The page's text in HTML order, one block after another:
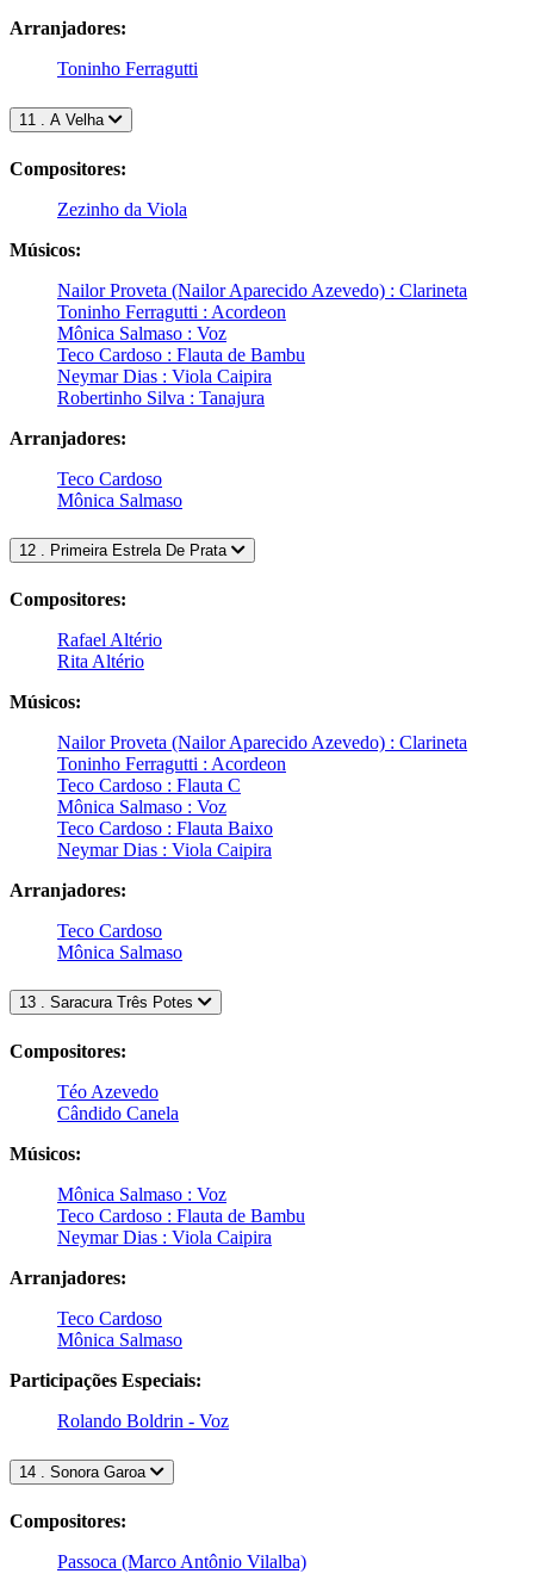
Arranjadores:
Toninho Ferragutti
11 . A Velha
Compositores:
Zezinho da Viola
Músicos:
Nailor Proveta (Nailor Aparecido Azevedo) : Clarineta
Toninho Ferragutti : Acordeon
Mônica Salmaso : Voz
Teco Cardoso : Flauta de Bambu
Neymar Dias : Viola Caipira
Robertinho Silva : Tanajura
Arranjadores:
Teco Cardoso
Mônica Salmaso
12 . Primeira Estrela De Prata
Compositores:
Rafael Altério
Rita Altério
Músicos:
Nailor Proveta (Nailor Aparecido Azevedo) : Clarineta
Toninho Ferragutti : Acordeon
Teco Cardoso : Flauta C
Mônica Salmaso : Voz
Teco Cardoso : Flauta Baixo
Neymar Dias : Viola Caipira
Arranjadores:
Teco Cardoso
Mônica Salmaso
13 . Saracura Três Potes
Compositores:
Téo Azevedo
Cândido Canela
Músicos:
Mônica Salmaso : Voz
Teco Cardoso : Flauta de Bambu
Neymar Dias : Viola Caipira
Arranjadores:
Teco Cardoso
Mônica Salmaso
Participações Especiais:
Rolando Boldrin - Voz
14 . Sonora Garoa
Compositores:
Passoca (Marco Antônio Vilalba)